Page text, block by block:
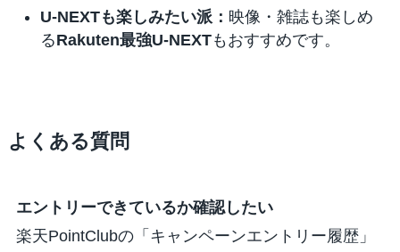
U-NEXTも楽しみたい派： 映像・雑誌も楽しめ
るRakuten最強U-NEXTもおすすめです。
よくある質問
エントリーできているか確認したい
楽天PointClubの「キャンペーンエントリー履歴」